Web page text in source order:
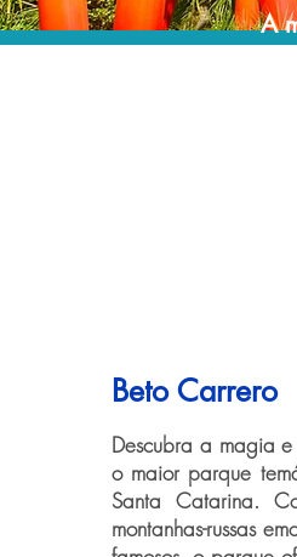
A
Beto Carrero
Descubra a magia
o maior parque
Santa Catarina.
montanhas-russas